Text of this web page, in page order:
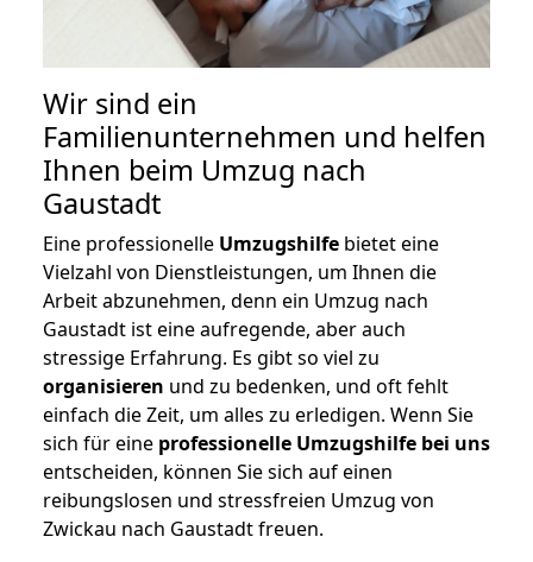
Wir sind ein
Familienunternehmen und helfen
Ihnen beim Umzug nach
Gaustadt
Eine professionelle Umzugshilfe bietet eine
Vielzahl von Dienstleistungen, um Ihnen die
Arbeit abzunehmen, denn ein Umzug nach
Gaustadt ist eine aufregende, aber auch
stressige Erfahrung. Es gibt so viel zu
organisieren und zu bedenken, und oft fehlt
einfach die Zeit, um alles zu erledigen. Wenn Sie
sich für eine professionelle Umzugshilfe bei uns
entscheiden, können Sie sich auf einen
reibungslosen und stressfreien Umzug von
Zwickau nach Gaustadt freuen.